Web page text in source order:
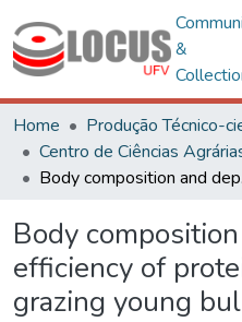
&
Home
Produção Técnico-
Centro de Ciências
Body
Body
efficiency of
grazing young